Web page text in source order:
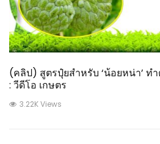
(คลิป) สูตรปุ๋ยสำหรับ ‘น้อยหน่า’
: วีดีโอ เกษตร
3.22K Views